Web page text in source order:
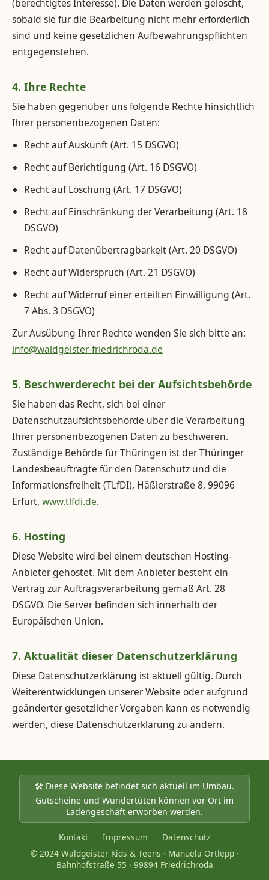
(berechtigtes Interesse). Die Daten werden gelöscht,
sobald sie für die Bearbeitung nicht mehr erforderlich
sind und keine gesetzlichen Aufbewahrungspflichten
entgegenstehen.
4. Ihre Rechte
Sie haben gegenüber uns folgende Rechte hinsichtlich
Ihrer personenbezogenen Daten:
Recht auf Auskunft (Art. 15 DSGVO)
Recht auf Berichtigung (Art. 16 DSGVO)
Recht auf Löschung (Art. 17 DSGVO)
Recht auf Einschränkung der Verarbeitung (Art. 18
DSGVO)
Recht auf Datenübertragbarkeit (Art. 20 DSGVO)
Recht auf Widerspruch (Art. 21 DSGVO)
Recht auf Widerruf einer erteilten Einwilligung (Art.
7 Abs. 3 DSGVO)
Zur Ausübung Ihrer Rechte wenden Sie sich bitte an:
info@waldgeister-friedrichroda.de
5. Beschwerderecht bei der Aufsichtsbehörde
Sie haben das Recht, sich bei einer
Datenschutzaufsichtsbehörde über die Verarbeitung
Ihrer personenbezogenen Daten zu beschweren.
Zuständige Behörde für Thüringen ist der Thüringer
Landesbeauftragte für den Datenschutz und die
Informationsfreiheit (TLfDI), Häßlerstraße 8, 99096
Erfurt, www.tlfdi.de.
6. Hosting
Diese Website wird bei einem deutschen Hosting-
Anbieter gehostet. Mit dem Anbieter besteht ein
Vertrag zur Auftragsverarbeitung gemäß Art. 28
DSGVO. Die Server befinden sich innerhalb der
Europäischen Union.
7. Aktualität dieser Datenschutzerklärung
Diese Datenschutzerklärung ist aktuell gültig. Durch
Weiterentwicklungen unserer Website oder aufgrund
geänderter gesetzlicher Vorgaben kann es notwendig
werden, diese Datenschutzerklärung zu ändern.
🛠️ Diese Website befindet sich aktuell im Umbau.
Gutscheine und Wundertüten können vor Ort im
Ladengeschäft erworben werden.
Kontakt Impressum
Datenschutz
© 2024 Waldgeister Kids & Teens · Manuela Ortlepp ·
Bahnhofstraße 55 · 99894 Friedrichroda